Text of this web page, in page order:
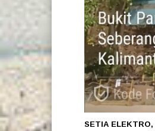
SETIA ELEKTRO,